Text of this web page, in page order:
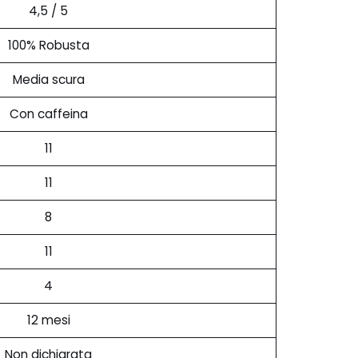
4,5 / 5
100% Robusta
Media scura
Con caffeina
11
11
8
11
4
12 mesi
Non dichiarata